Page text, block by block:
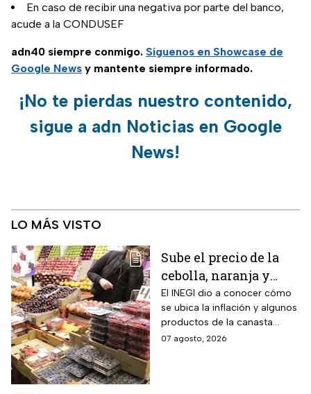
En caso de recibir una negativa por parte del banco,
acude a la CONDUSEF
adn40 siempre conmigo. Síguenos en Showcase de
Google News y mantente siempre informado.
¡No te pierdas nuestro contenido,
sigue a adn Noticias en Google
News!
LO MÁS VISTO
Sube el precio de la
cebolla, naranja y
otros alimentos de la
canasta básica por la
inflación
El INEGI dio a conocer cómo
se ubica la inflación y algunos
productos de la canasta
básica incrementaron sus
07 agosto, 2026